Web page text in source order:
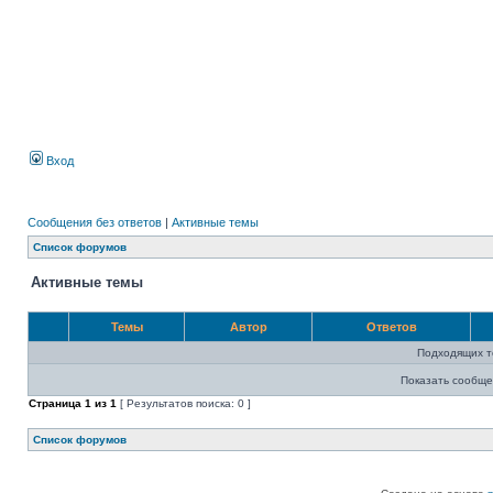
Вход
Сообщения без ответов | Активные темы
Список форумов
Активные темы
Темы Автор Ответов
Подходящих
Показать
Страница 1 из 1 [ Результатов поиска: 0 ]
Список форумов